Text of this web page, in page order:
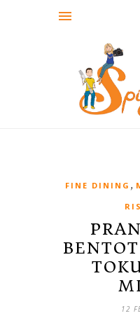
FINE DINING ,
12